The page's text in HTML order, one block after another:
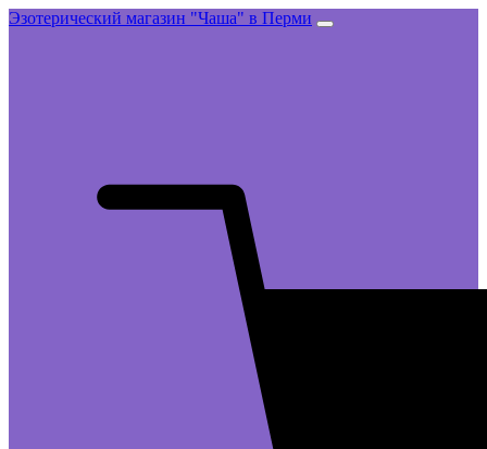
Эзотерический магазин "Чаша" в Перми